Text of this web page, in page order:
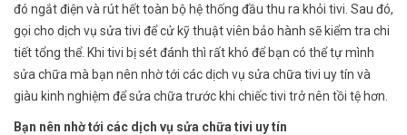
đó ngắt điện và rút hết toàn bộ hệ thống đầu thu ra khỏi tivi. Sau đó,
gọi cho dịch vụ sửa tivi để cử kỹ thuật viên bảo hành sẽ kiểm tra chi
tiết tổng thể. Khi tivi bị sét đánh thì rất khó để bạn có thể tự mình
sửa chữa mà bạn nên nhờ tới các dịch vụ sửa chữa tivi uy tín và
giàu kinh nghiệm để sửa chữa trước khi chiếc tivi trở nên tồi tệ hơn.
Bạn nên nhờ tới các dịch vụ sửa chữa tivi uy tín